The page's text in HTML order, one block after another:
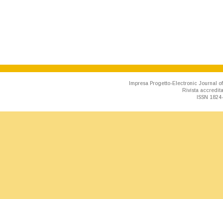
Impresa Progetto-Electronic Journal
Rivista
ISSN